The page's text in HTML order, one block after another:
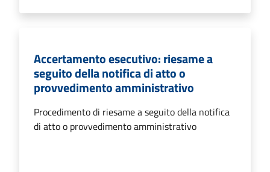
Accertamento esecutivo: riesame a
seguito della notifica di atto o
provvedimento amministrativo
Procedimento di riesame a seguito della notifica
di atto o provvedimento amministrativo